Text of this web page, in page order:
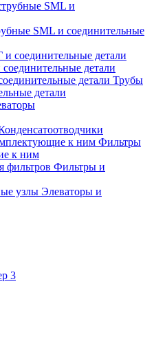
SML и соединительные
детали
Трубы
детали
Фильтры
к ним
Фильтры и
Элеваторы и